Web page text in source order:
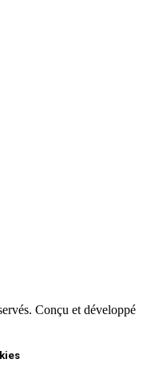
Conçu et développé